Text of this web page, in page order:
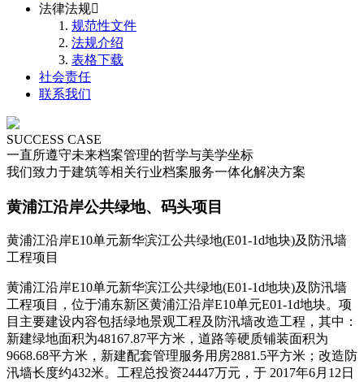
法律法规
规范性文件
法规介绍
表格下载
社会责任
联系我们
SUCCESS CASE
一直所遵守未来档案管理的哲学与美学坐标
我们致力于建筑等相关行业档案服务一体化解决方案
黄浦江沿岸公共绿地、码头项目
黄浦江沿岸E10单元新华滨江公共绿地(E01-1d地块)及防汛墙
工程项目
黄浦江沿岸E10单元新华滨江公共绿地(E01-1d地块)及防汛墙
工程项目，位于浦东新区黄浦江沿岸E10单元E01-1d地块。项
目主要建设内容包括绿地景观工程及防汛墙改造工程，其中：
新建绿地面积为48167.87平方米，道路等硬质铺装面积为
9668.68平方米，新建配套管理服务用房2881.5平方米；改造防
汛墙长度约432米。工程总投资24447万元，于 2017年6月12日